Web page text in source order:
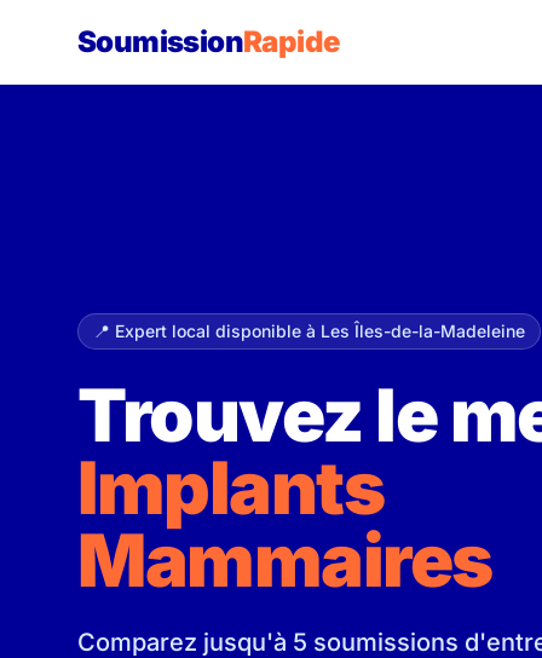
SoumissionRapide
📍 Expert local disponible à Les Îles-de-la-Madeleine
Trouvez le
Implants
Mammaires
Comparez jusqu'à 5 soumissions